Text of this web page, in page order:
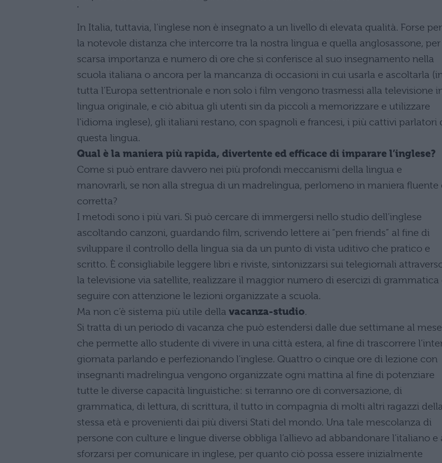
In Italia, tuttavia, l’inglese non è insegnato a un livello di elevata qualità. Forse per
la notevole distanza che intercorre tra la nostra lingua e quella anglosassone, per
scarsa importanza e numero di ore che si conferisce al suo insegnamento nella
scuola italiana o ancora per la mancanza di occasioni in cui usarla e ascoltarla
tutta l’Europa settentrionale e non solo i film vengono trasmessi alla televisione
lingua originale, e ciò abitua gli utenti sin da piccoli a memorizzare e utilizzare
l’idioma inglese), gli italiani restano, con spagnoli e francesi, i più cattivi parlatori
questa lingua.
Qual è la maniera più rapida, divertente ed efficace di imparare l’inglese?
Come si può entrare davvero nei più profondi meccanismi della lingua e
manovrarli, se non alla stregua di un madrelingua, perlomeno in maniera fluente
corretta?
I metodi sono i più vari. Si può cercare di immergersi nello studio dell’inglese
ascoltando canzoni, guardando film, scrivendo lettere ai “pen friends” al fine di
sviluppare il controllo della lingua sia da un punto di vista uditivo che pratico e
scritto. È consigliabile leggere libri e riviste, sintonizzarsi sui telegiornali
la televisione via satellite, realizzare il maggior numero di esercizi di grammatica
seguire con attenzione le lezioni organizzate a scuola.
Ma non c’è sistema più utile della vacanza-studio.
Si tratta di un periodo di vacanza che può estendersi dalle due settimane al
che permette allo studente di vivere in una città estera, al fine di trascorrere
giornata parlando e perfezionando l’inglese. Quattro o cinque ore di lezione con
insegnanti madrelingua vengono organizzate ogni mattina al fine di potenziare
tutte le diverse capacità linguistiche: si terranno ore di conversazione, di
grammatica, di lettura, di scrittura, il tutto in compagnia di molti altri ragazzi
stessa età e provenienti dai più diversi Stati del mondo. Una tale mescolanza di
persone con culture e lingue diverse obbliga l’allievo ad abbandonare l’italiano e
sforzarsi per comunicare in inglese, per quanto ciò possa essere inizialmente